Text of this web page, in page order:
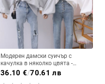
Модерен дамски суичър с
качулка в няколко цвята -
широк модел
36.10 €/70.61 лв